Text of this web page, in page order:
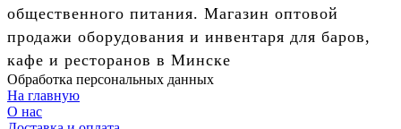
общественного питания. Магазин оптовой
продажи оборудования и инвентаря для баров,
кафе и ресторанов в Минске
Обработка персональных данных
На главную
О нас